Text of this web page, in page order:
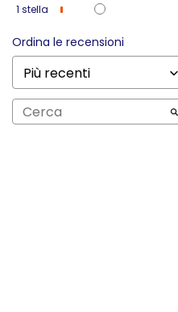
1 stella
Ordina le recensioni